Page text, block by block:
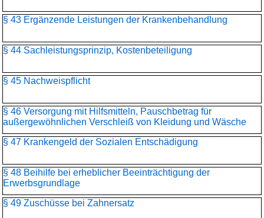
§ 43 Ergänzende Leistungen der Krankenbehandlung
§ 44 Sachleistungsprinzip, Kostenbeteiligung
§ 45 Nachweispflicht
§ 46 Versorgung mit Hilfsmitteln, Pauschbetrag für
außergewöhnlichen Verschleiß von Kleidung und Wäsche
§ 47 Krankengeld der Sozialen Entschädigung
§ 48 Beihilfe bei erheblicher Beeinträchtigung der
Erwerbsgrundlage
§ 49 Zuschüsse bei Zahnersatz